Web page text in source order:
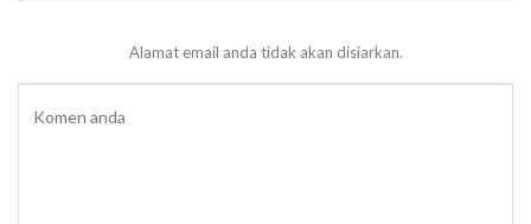
Alamat email anda tidak akan disiarkan.